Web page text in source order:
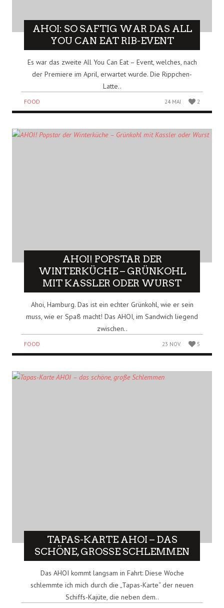
AHOI: SO SAFTIG WAR DAS ALL
YOU CAN EAT RIB-EVENT
Es war das zweite All You Can Eat – Event, welches, nach
der Premiere im April, erwartet wurde. Die Rippchen-
Latte..
FOOD 24 MAI 2
AHOI! POPSTAR DER
WINTERKÜCHE – GRÜNKOHL
MIT KASSLER ODER WURST
Ahoi, Hamburg. Das ist ein echter Grünkohl, wie er sein
muss, wie er Spaß macht! Das AHOI, im Sandwich liegend
zwischen..
FOOD 23 NOV. 5
TAPAS-KARTE AHOI – DAS
SCHÖNE, GROSSE SCHLEMMEN
Das AHOI kommt langsam in Fahrt: Diese Woche
schlemmte ich mich durch die „Tapas-Karte“ der neuen
Schiffs-Kajüte, die neben dem..